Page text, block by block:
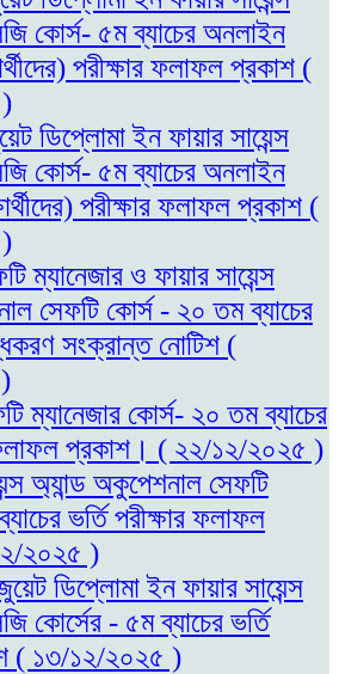
কোর্স- ৫ম ব্যাচের অনলাইন
পরীক্ষার ফলাফল প্রকাশ (
ডিপ্লোমা ইন ফায়ার সায়েন্স
কোর্স- ৫ম ব্যাচের অনলাইন
পরীক্ষার ফলাফল প্রকাশ (
ম্যানেজার ও ফায়ার সায়েন্স
সেফটি কোর্স - ২০ তম ব্যাচের
সংক্রান্ত নোটিশ (
ম্যানেজার কোর্স- ২০ তম ব্যাচের
ফলাফল প্রকাশ। ( ২২/১২/২০২৫ )
অ্যান্ড অকুপেশনাল সেফটি
ভর্তি পরীক্ষার ফলাফল
২০২৫ )
ডিপ্লোমা ইন ফায়ার সায়েন্স
কোর্সের - ৫ম ব্যাচের ভর্তি
( ১৩/১২/২০২৫ )